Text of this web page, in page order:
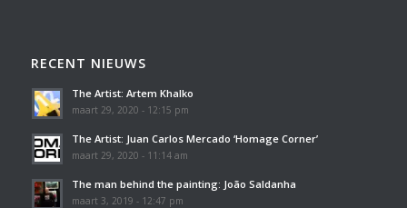
RECENT NIEUWS
The Artist: Artem Khalko
maart 29, 2020 - 12:15 pm
The Artist: Juan Carlos Mercado ‘Homage Corner’
maart 29, 2020 - 11:14 am
The man behind the painting: João Saldanha
maart 3, 2019 - 12:47 pm